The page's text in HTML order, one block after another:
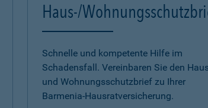
Haus-/
Schnelle und kompetente Hilfe im
Schadensfall. Vereinbaren Sie den
und Wohnungsschutzbrief zu Ihrer
Barmenia-Hausratversicherung.